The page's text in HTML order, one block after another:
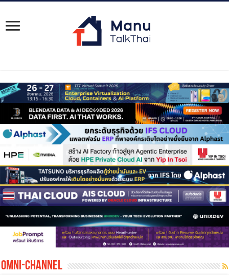
Omni-Channel